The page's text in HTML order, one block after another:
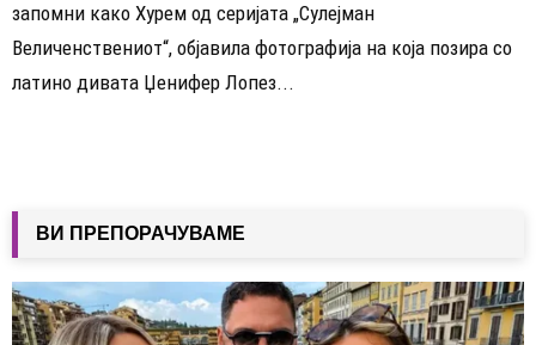
запомни како Хурем од серијата „Сулејман
Величенствениот“, објавила фотографија на која позира со
латино дивата Џенифер Лопез...
ВИ ПРЕПОРАЧУВАМЕ